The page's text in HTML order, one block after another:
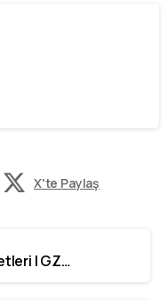
X'te Paylaş
Uşak Web Tasarım Hizmetleri | GZR Ajans – 0342 606 07 21